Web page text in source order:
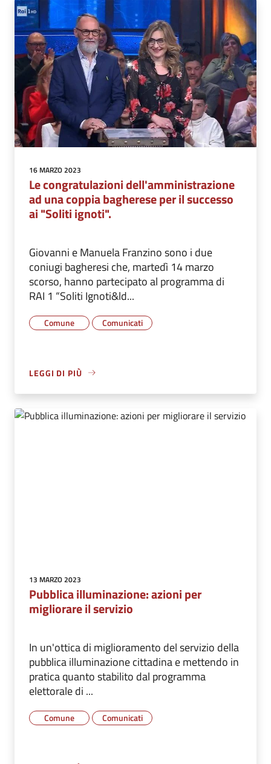
16 MARZO 2023
Le congratulazioni dell'amministrazione
ad una coppia bagherese per il successo
ai "Soliti ignoti".
Giovanni e Manuela Franzino sono i due
coniugi bagheresi che, martedì 14 marzo
scorso, hanno partecipato al programma di
RAI 1 “Soliti Ignoti&ld...
Comune Comunicati
LEGGI DI PIÙ
13 MARZO 2023
Pubblica illuminazione: azioni per
migliorare il servizio
In un'ottica di miglioramento del servizio della
pubblica illuminazione cittadina e mettendo in
pratica quanto stabilito dal programma
elettorale di ...
Comune Comunicati